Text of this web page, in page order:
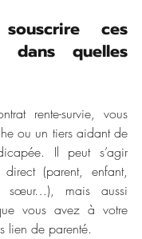
ces
dans quelles
rente-survie, vous
ou un tiers aidant de
Il peut s’agir
(parent, enfant,
sœur…), mais aussi
vous avez à votre
lien de parenté.